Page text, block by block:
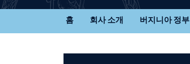
홈 회사 소개 버지니아 정부